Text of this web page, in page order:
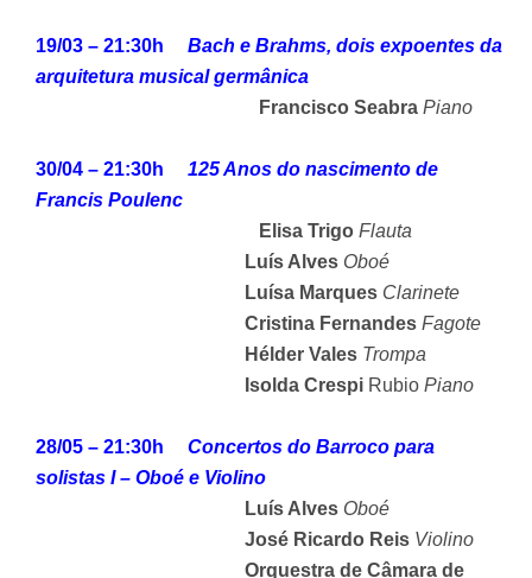
19/03 – 21:30h Bach e Brahms, dois expoentes da
arquitetura musical germânica
Francisco Seabra Piano
30/04 – 21:30h 125 Anos do nascimento de
Francis Poulenc
Elisa Trigo Flauta
Luís Alves Oboé
Luísa Marques Clarinete
Cristina Fernandes Fagote
Hélder Vales Trompa
Isolda Crespi Rubio Piano
28/05 – 21:30h Concertos do Barroco para
solistas I – Oboé e Violino
Luís Alves Oboé
José Ricardo Reis Violino
Orquestra de Câmara de